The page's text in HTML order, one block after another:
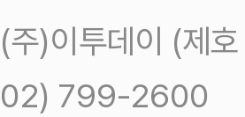
(주)이투데이 (제
02) 799-2600